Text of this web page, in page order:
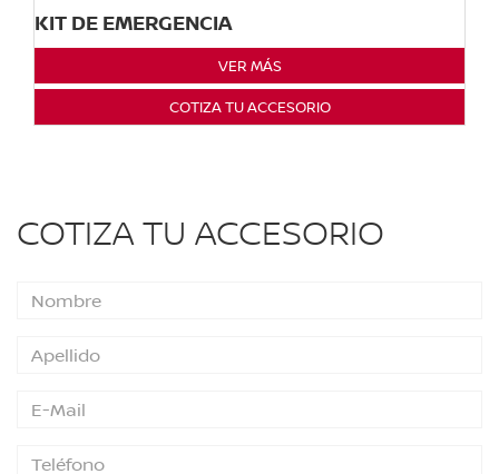
KIT DE EMERGENCIA
VER MÁS
COTIZA TU ACCESORIO
COTIZA TU ACCESORIO